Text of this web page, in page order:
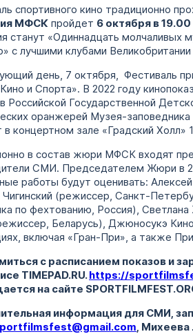
спортивного кино традиционно
МФСК пройдет 6 октября в
станут «Одиннадцать молчаливых
с лучшими клубами Великобритании
день, 7 октября, Фестиваль
и Спорта». В 2022 году
Российской Государственной
оранжерей Музея-
в концертном зале «Градский Холл»
в состав жюри МФСК входят
СМИ. Председателем Жюри в
работы будут оценивать:
Чигинский (режиссер, Санкт-
по фехтованию, Россия),
Беларусь), Джюносукэ
включая «Гран-При», а также
с расписанием показов и
TIMEPAD.RU.https://
на сайте SPORTFILMFEST.
информация для СМИ,
, Михеева